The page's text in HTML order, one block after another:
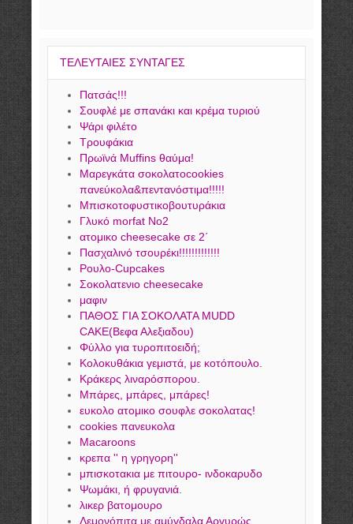
ΤΕΛΕΥΤΑΙΕΣ ΣΥΝΤΑΓΕΣ
Πατσάς!!!
Σουφλέ με σπανάκι και κρέμα τυριού
Ψάρι φιλέτο
Τρουφάκια
Πρωϊνά Muffins θαύμα!
Μαρεγκάτα σοκολατοcookies
πανεύκολα&πεντανόστιμα!!!!!
Μπισκοτοφυστικοβουτυράκια
Γλυκό morfat Νο2
ατομικο cheesecake σε 2΄
Πασχαλινό τσουρέκι!!!!!!!!!!!!!
Ρουλο-Cupcakes
Σοκολατενιο cheesecake
μαφιν
ΠΑΘΟΣ ΓΙΑ ΣΟΚΟΛΑΤΑ MUDD
CAKE(Βεφα Αλεξιαδου)
Φύλλο για τυροπιτοειδή;
Κολοκυθάκια γεμιστά, με κοτόπουλο.
Κράκερς λιναρόσπορου.
Μπάρες, μπάρες, μπάρες!
ευκολο ατομικο σουφλε σοκολατας!
cookies πανευκολα
Macaroons
κρεπα '' η γρηγορη''
μπισκοτακια με πιτουρο- ινδοκαρυδο
Ψωμάκι, ή φρυγανιά.
λικερ βατομουρο
Λεμονόπιτα με αμύγδαλα Αργυρώς